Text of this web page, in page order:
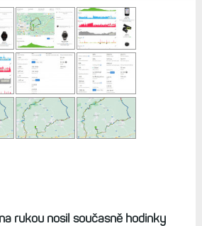
rukou nosil současně hodinky